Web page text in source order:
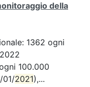
della
1362 ogni
100.000
01/2021),...